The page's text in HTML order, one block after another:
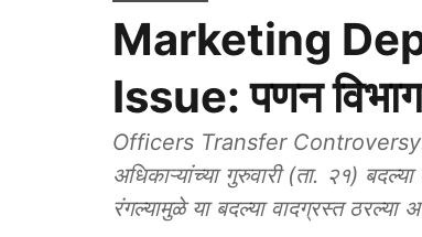
Marketing
Issue: पणन
Officers Transfer Controversy:
अधिकाऱ्यांच्या गुरुवारी (ता. २१)
रंगल्यामुळे या बदल्या वादग्रस्त ठरल्या